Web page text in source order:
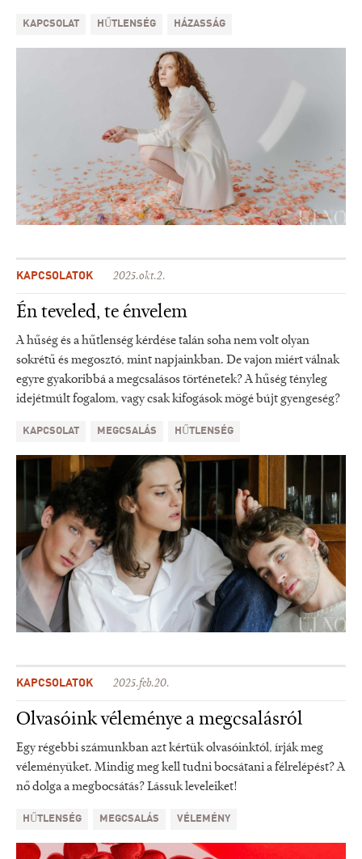
KAPCSOLAT HŰTLENSÉG HÁZASSÁG
KAPCSOLATOK 2025.okt.2.
Én teveled, te énvelem
A hűség és a hűtlenség kérdése talán soha nem volt olyan
sokrétű és megosztó, mint napjainkban. De vajon miért válnak
egyre gyakoribbá a megcsalásos történetek? A hűség tényleg
idejétmúlt fogalom, vagy csak kifogások mögé bújt gyengeség?
KAPCSOLAT MEGCSALÁS HŰTLENSÉG
KAPCSOLATOK 2025.feb.20.
Olvasóink véleménye a megcsalásról
Egy régebbi számunkban azt kértük olvasóinktól, írják meg
véleményüket. Mindig meg kell tudni bocsátani a félrelépést? A
nő dolga a megbocsátás? Lássuk leveleiket!
HŰTLENSÉG MEGCSALÁS VÉLEMÉNY